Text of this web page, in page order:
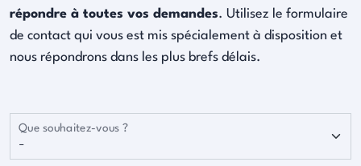
répondre à toutes vos demandes. Utilisez le formulaire
de contact qui vous est mis spécialement à disposition et
nous répondrons dans les plus brefs délais.
Que souhaitez-vous ?